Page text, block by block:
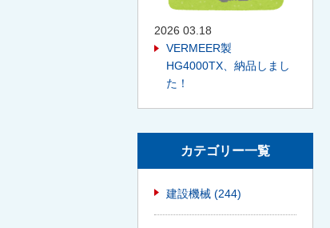
2026 03.18
VERMEER製
HG4000TX、納品しまし
た！
カテゴリー一覧
建設機械 (244)